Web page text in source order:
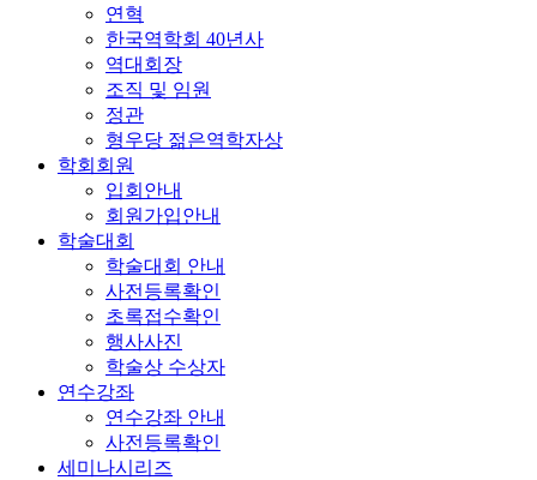
연혁
한국역학회 40년사
역대회장
조직 및 임원
정관
형우당 젊은역학자상
학회회원
입회안내
회원가입안내
학술대회
학술대회 안내
사전등록확인
초록접수확인
행사사진
학술상 수상자
연수강좌
연수강좌 안내
사전등록확인
세미나시리즈